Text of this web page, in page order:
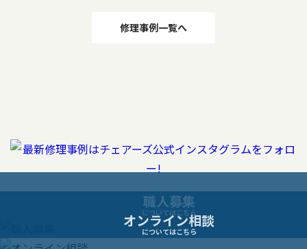
ゲ
ー
シ
修理事例一覧へ
職人募集
についてはこちら
オンライン相談
についてはこちら